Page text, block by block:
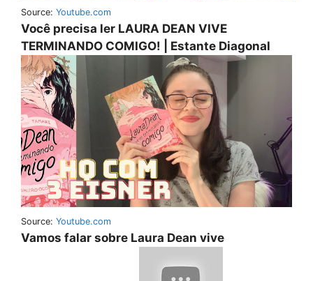
Source: Youtube.com
Você precisa ler LAURA DEAN VIVE
TERMINANDO COMIGO! | Estante Diagonal
Source: Youtube.com
Vamos falar sobre Laura Dean vive